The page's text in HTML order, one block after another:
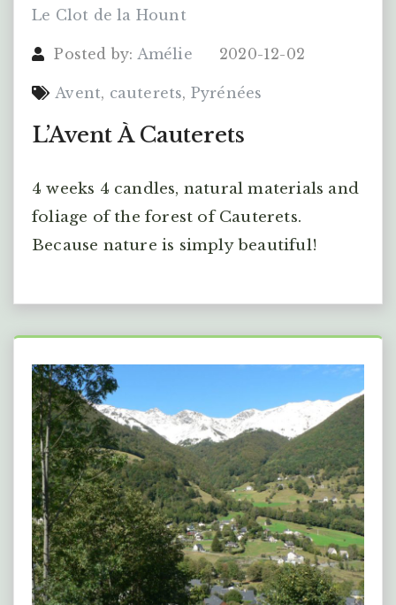
Le Clot de la Hount
Posted by: Amélie 2020-12-02
Avent, cauterets, Pyrénées
L’Avent À Cauterets
4 weeks 4 candles, natural materials and
foliage of the forest of Cauterets.
Because nature is simply beautiful!